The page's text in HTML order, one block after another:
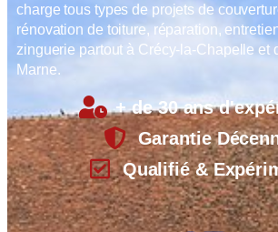
charge tous types de projets de
rénovation de toiture, réparation,
zinguerie partout à Crécy-la-Chapelle et
Marne.
+ de 30 ans
Garantie
Qualifié &